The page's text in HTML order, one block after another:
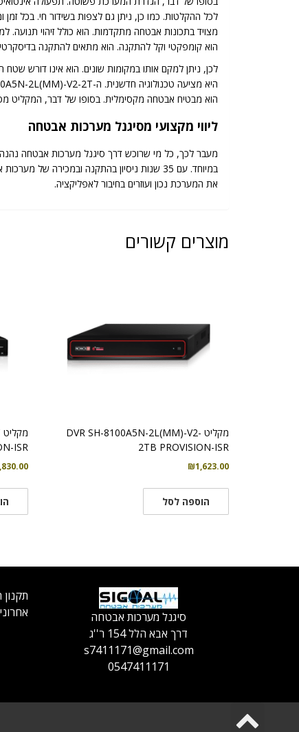
מצויד בתכונות אבטחה מתקדמות. הוא כולל זיהוי
הוא קומפקטי וקל להתקנה. הוא מתאים להתקנה
הוא מבטיח אבטחה מקסימלית. בסופו של דבר, המקליט
ליווי מקצועי מסיגנל מערכות אבטחה
מעבר לכך, כל מי שרוכש דרך סיגנל מערכות אבטחה
במיוחד. עם 35 שנות ניסיון בהתקנה
את המערכת נכון ועוזרים בחיבור לאפליקציה.
מוצרים קשורים
מקליט DVR SH-8100A5N-2L(MM)-V2-
2TB PROVISION-ISR
₪1,623.00
הוספה לסל
ISR
סיגנל מערכות אבטחה
דרך אבא הלל 154 ר''ג
s7411171@gmail.com
0547411171